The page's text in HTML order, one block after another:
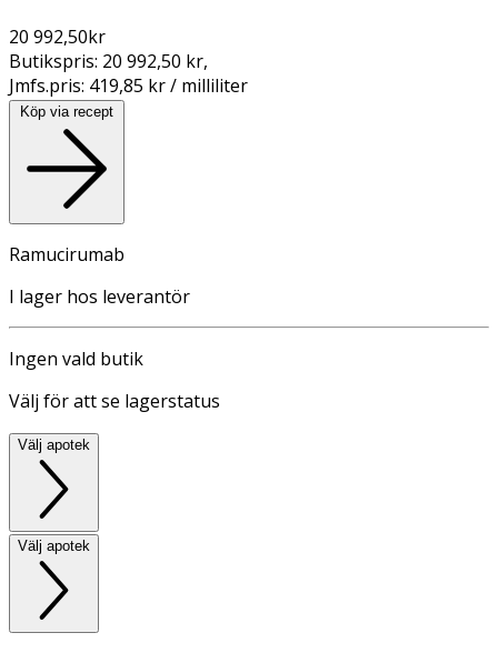
20 992,50kr
Butikspris: 20 992,50 kr,
Jmfs.pris: 419,85 kr / milliliter
Köp via recept
Ramucirumab
I lager hos leverantör
Ingen vald butik
Välj för att se lagerstatus
Välj apotek
Välj apotek